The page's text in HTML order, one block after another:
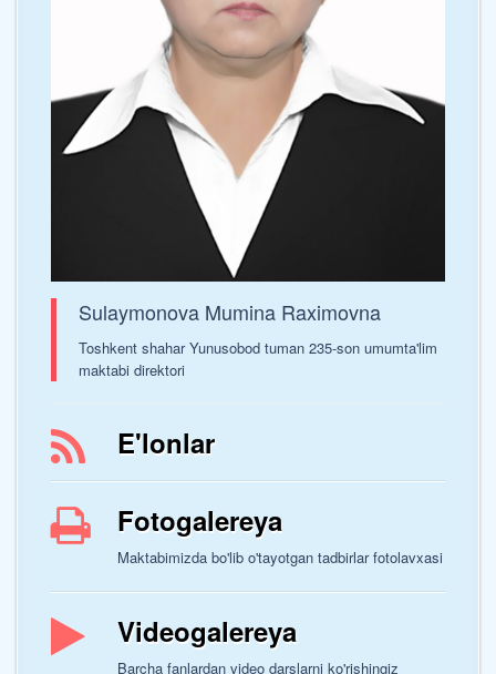
Sulaymonova Mumina Raximovna
Toshkent shahar Yunusobod tuman 235-son umumta'lim
maktabi direktori
E'lonlar
Fotogalereya
Maktabimizda bo'lib o'tayotgan tadbirlar fotolavxasi
Videogalereya
Barcha fanlardan video darslarni ko'rishingiz